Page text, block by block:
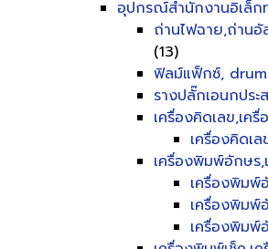
อุปกรณ์สำนักงานอิเล็ก
ถ่านไฟฉาย,ถ่านอั
(13)
ฟิลม์แฟ็กซ์,
รางปลั๊กเอนกประ
เครื่องคิดเลข,เค
เครื่องคิดเ
เครื่องพิมพ์อักษร
เครื่องพิมพ์
เครื่องพิมพ์
เครื่องพิมพ์